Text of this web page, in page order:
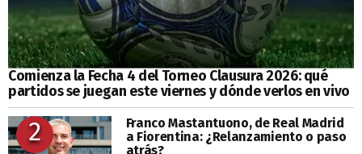
Comienza la Fecha 4 del Torneo Clausura 2026: qué
partidos se juegan este viernes y dónde verlos en vivo
2
Franco Mastantuono, de Real Madrid
a Fiorentina: ¿Relanzamiento o paso
atrás?